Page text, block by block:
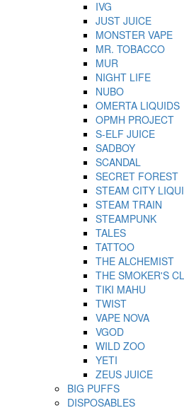
IVG
JUST JUICE
MONSTER VAPE
MR. TOBACCO
MUR
NIGHT LIFE
NUBO
OMERTA LIQUIDS
OPMH PROJECT
S-ELF JUICE
SADBOY
SCANDAL
SECRET FOREST
STEAM CITY
STEAM TRAIN
STEAMPUNK
TALES
TATTOO
THE ALCHEMIST
THE SMOKER'S
TIKI MAHU
TWIST
VAPE NOVA
VGOD
WILD ZOO
YETI
ZEUS JUICE
BIG PUFFS
DISPOSABLES